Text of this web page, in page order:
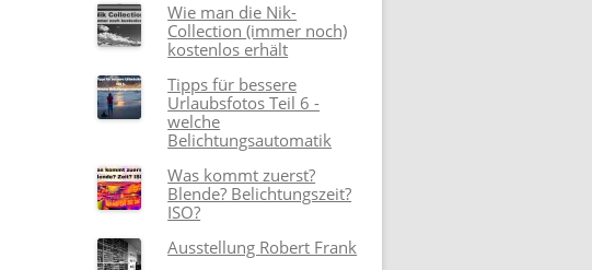
Wie man die Nik-
Collection (immer noch)
kostenlos erhält
Tipps für bessere
Urlaubsfotos Teil 6 -
welche
Belichtungsautomatik
Was kommt zuerst?
Blende? Belichtungszeit?
ISO?
Ausstellung Robert Frank